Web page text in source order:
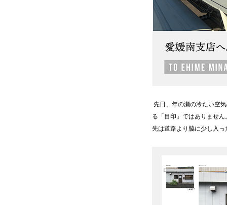
先日、年の瀬の冷たい空
る「目印」ではありませ
先は道路より脇に少し入